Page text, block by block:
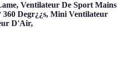
Ventilateur De Sport Mains
360 Degr¿¿s, Mini Ventilateur
D'Air,